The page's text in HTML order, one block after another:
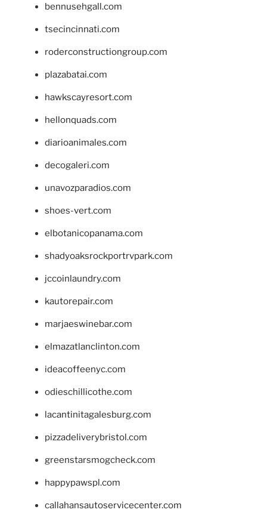
bennusehgall.com
tsecincinnati.com
roderconstructiongroup.com
plazabatai.com
hawkscayresort.com
hellonquads.com
diarioanimales.com
decogaleri.com
unavozparadios.com
shoes-vert.com
elbotanicopanama.com
shadyoaksrockportrvpark.com
jccoinlaundry.com
kautorepair.com
marjaeswinebar.com
elmazatlanclinton.com
ideacoffeenyc.com
odieschillicothe.com
lacantinitagalesburg.com
pizzadeliverybristol.com
greenstarsmogcheck.com
happypawspl.com
callahansautoservicecenter.com